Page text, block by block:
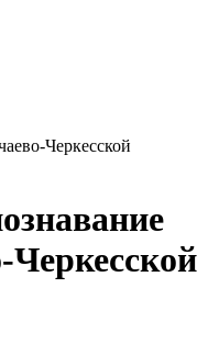
Черкесской
Черкесской